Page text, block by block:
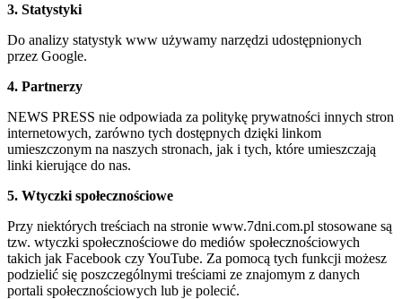
3. Statystyki
Do analizy statystyk www używamy narzędzi udostępnionych
przez Google.
4. Partnerzy
NEWS PRESS nie odpowiada za politykę prywatności innych stron
internetowych, zarówno tych dostępnych dzięki linkom
umieszczonym na naszych stronach, jak i tych, które umieszczają
linki kierujące do nas.
5. Wtyczki społecznościowe
Przy niektórych treściach na stronie www.7dni.com.pl stosowane są
tzw. wtyczki społecznościowe do mediów społecznościowych
takich jak Facebook czy YouTube. Za pomocą tych funkcji możesz
podzielić się poszczególnymi treściami ze znajomym z danych
portali społecznościowych lub je polecić.